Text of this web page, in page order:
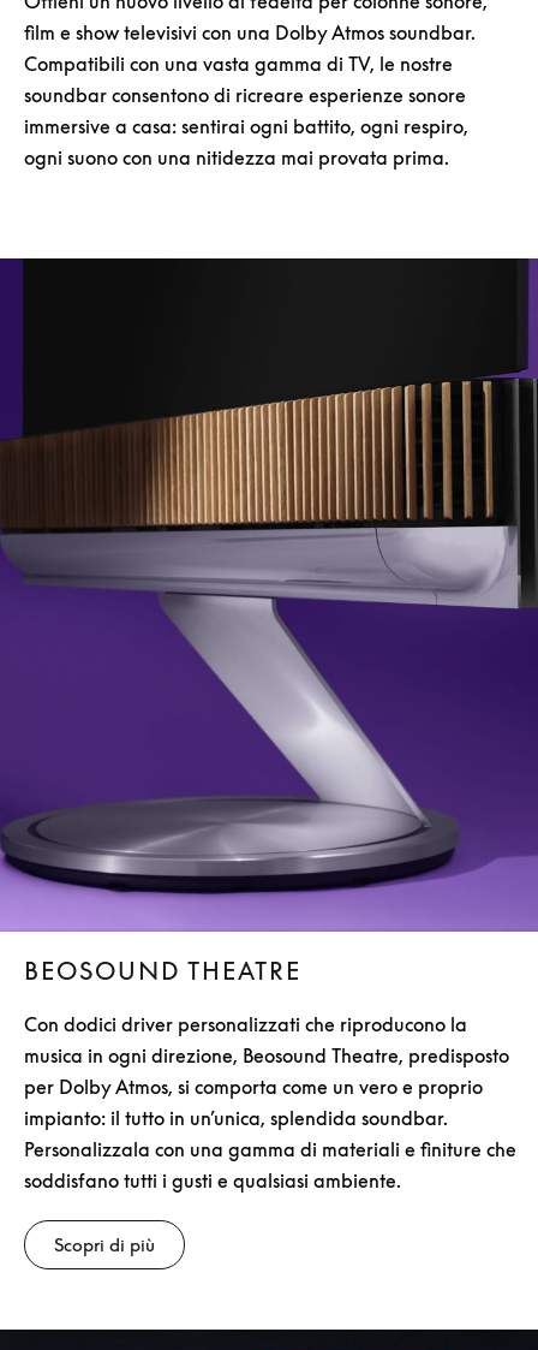
film e show televisivi con una Dolby Atmos soundbar.
Compatibili con una vasta gamma di TV, le nostre
soundbar consentono di ricreare esperienze sonore
immersive a casa: sentirai ogni battito, ogni respiro,
ogni suono con una nitidezza mai provata prima.
BEOSOUND THEATRE
Con dodici driver personalizzati che riproducono la
musica in ogni direzione, Beosound Theatre, predisposto
per Dolby Atmos, si comporta come un vero e proprio
impianto: il tutto in un’unica, splendida soundbar.
Personalizzala con una gamma di materiali e finiture che
soddisfano tutti i gusti e qualsiasi ambiente.
Scopri di più